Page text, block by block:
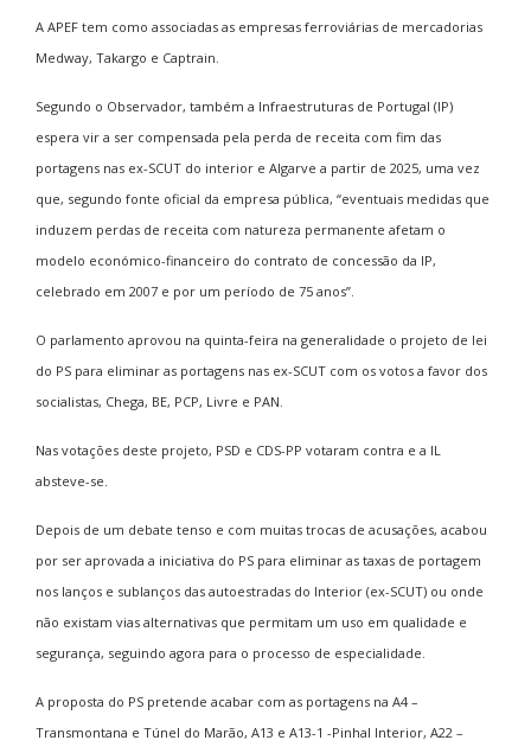
A APEF tem como associadas as empresas ferroviárias de mercadorias
Medway, Takargo e Captrain.
Segundo o Observador, também a Infraestruturas de Portugal (IP)
espera vir a ser compensada pela perda de receita com fim das
portagens nas ex-SCUT do interior e Algarve a partir de 2025, uma vez
que, segundo fonte oficial da empresa pública, “eventuais medidas que
induzem perdas de receita com natureza permanente afetam o
modelo económico-financeiro do contrato de concessão da IP,
celebrado em 2007 e por um período de 75 anos”.
O parlamento aprovou na quinta-feira na generalidade o projeto de lei
do PS para eliminar as portagens nas ex-SCUT com os votos a favor dos
socialistas, Chega, BE, PCP, Livre e PAN.
Nas votações deste projeto, PSD e CDS-PP votaram contra e a IL
absteve-se.
Depois de um debate tenso e com muitas trocas de acusações, acabou
por ser aprovada a iniciativa do PS para eliminar as taxas de portagem
nos lanços e sublanços das autoestradas do Interior (ex-SCUT) ou onde
não existam vias alternativas que permitam um uso em qualidade e
segurança, seguindo agora para o processo de especialidade.
A proposta do PS pretende acabar com as portagens na A4 –
Transmontana e Túnel do Marão, A13 e A13-1 -Pinhal Interior, A22 –